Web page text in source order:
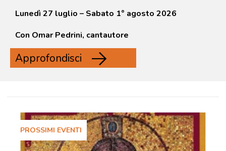
Lunedì 27 luglio – Sabato 1° agosto 2026
Con Omar Pedrini, cantautore
Approfondisci
PROSSIMI EVENTI